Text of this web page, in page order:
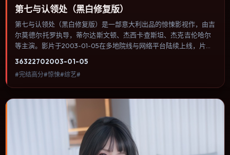
第七与认领处（黑白修复版）
第七与认领处（黑白修复版）是一部意大利出品的惊悚影视作，由吉
尔莫·德尔·托罗执导，蒂尔达·斯文顿、杰西卡·查斯坦、杰克·吉伦哈尔
等主演。影片于2003-01-05在多地院线与网络平台陆续上线，片长
后果。内容聚焦人物选择与情节推进，节奏与视听语言统一，可作为
休闲观影或类型片补片的选择。
36322702003-01-05
#完结高分#惊悚#综艺#